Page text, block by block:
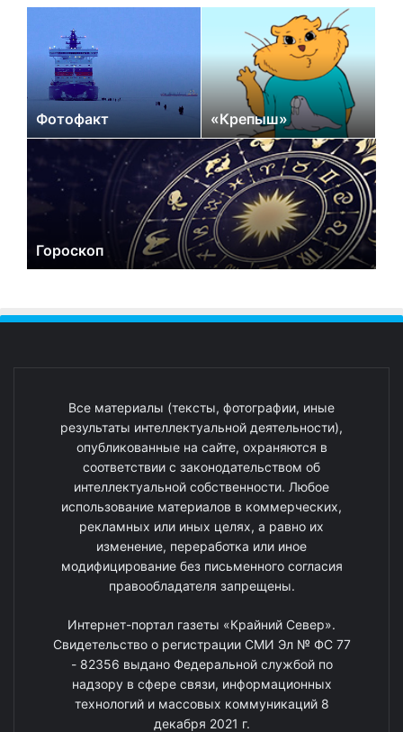
Фотофакт «Крепыш»
Гороскоп
Все материалы (тексты, фотографии, иные
результаты интеллектуальной деятельности),
опубликованные на сайте, охраняются в
соответствии с законодательством об
интеллектуальной собственности. Любое
использование материалов в коммерческих,
рекламных или иных целях, а равно их
изменение, переработка или иное
модифицирование без письменного согласия
правообладателя запрещены.
Интернет-портал газеты «Крайний Север».
Свидетельство о регистрации СМИ Эл № ФС 77
- 82356 выдано Федеральной службой по
надзору в сфере связи, информационных
технологий и массовых коммуникаций 8
декабря 2021 г.